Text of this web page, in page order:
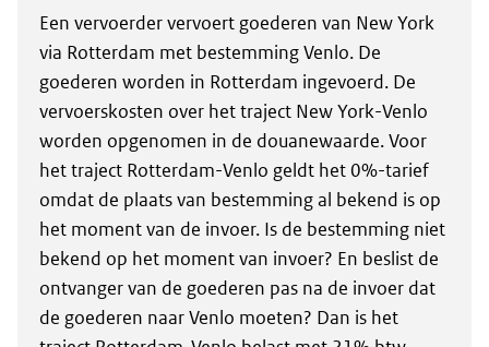
Een vervoerder vervoert goederen van New York
via Rotterdam met bestemming Venlo. De
goederen worden in Rotterdam ingevoerd. De
vervoerskosten over het traject New York-Venlo
worden opgenomen in de douanewaarde. Voor
het traject Rotterdam-Venlo geldt het 0%-tarief
omdat de plaats van bestemming al bekend is op
het moment van de invoer. Is de bestemming niet
bekend op het moment van invoer? En beslist de
ontvanger van de goederen pas na de invoer dat
de goederen naar Venlo moeten? Dan is het